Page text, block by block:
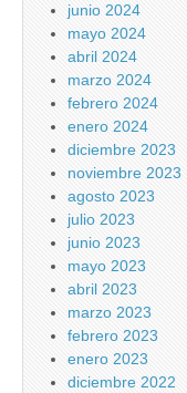
junio 2024
mayo 2024
abril 2024
marzo 2024
febrero 2024
enero 2024
diciembre 2023
noviembre 2023
agosto 2023
julio 2023
junio 2023
mayo 2023
abril 2023
marzo 2023
febrero 2023
enero 2023
diciembre 2022